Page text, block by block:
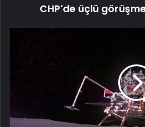
CHP'de üçlü
Çin
Görevinde
İsimleri
Açıkladı